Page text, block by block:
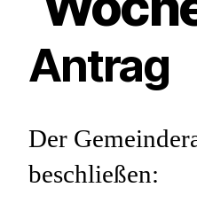
Antrag
Der
beschließen: